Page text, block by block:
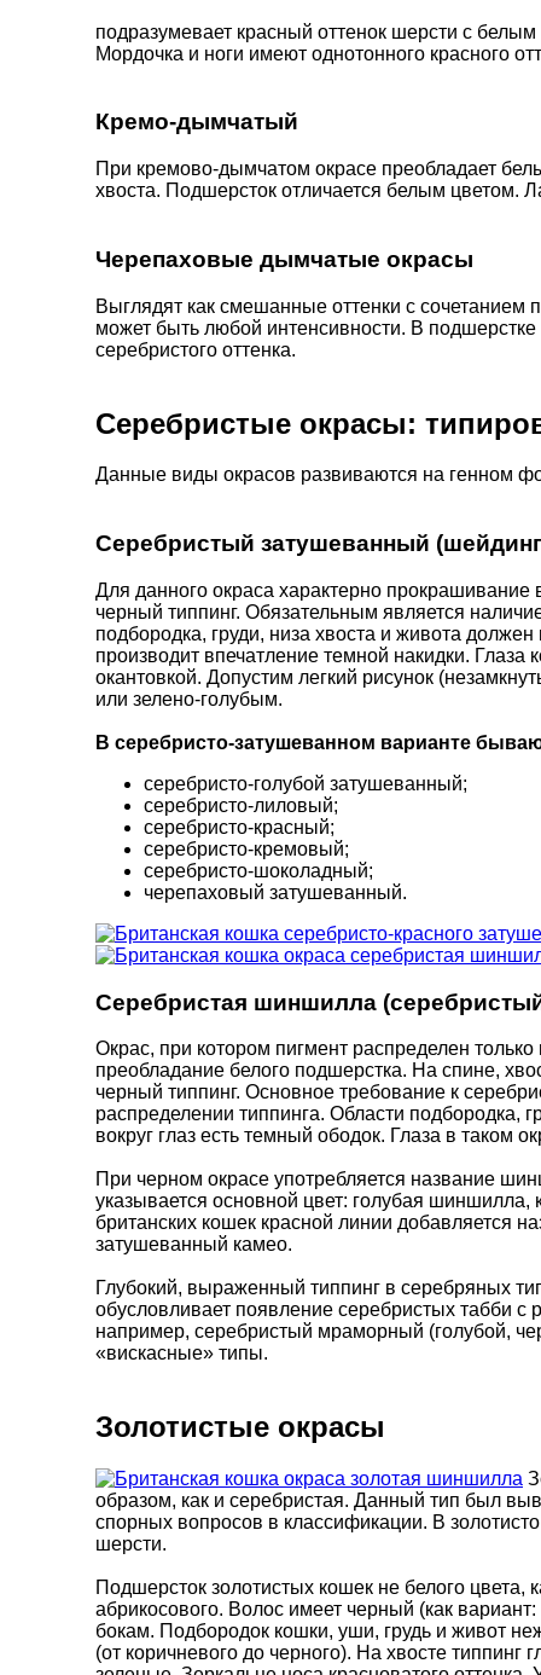
подразумевает красный оттенок шерсти с
Мордочка и ноги имеют однотонного красного
Кремо-дымчатый
При кремово-дымчатом окрасе преобладает
хвоста. Подшерсток отличается белым цветом.
Черепаховые дымчатые окрасы
Выглядят как смешанные оттенки с сочетанием
может быть любой интенсивности. В
серебристого оттенка.
Серебристые окрасы:
Данные виды окрасов развиваются на генном
Серебристый затушеванный
Для данного окраса характерно
черный типпинг. Обязательным является
подбородка, груди, низа хвоста и живота
производит впечатление темной накидки.
окантовкой. Допустим легкий рисунок
или зелено-голубым.
В серебристо-затушеванном варианте
серебристо-голубой затушеванный;
серебристо-лиловый;
серебристо-красный;
серебристо-кремовый;
серебристо-шоколадный;
черепаховый затушеванный.
Серебристая шиншилла
Окрас, при котором пигмент распределен
преобладание белого подшерстка. На спине,
черный типпинг. Основное требование к
распределении типпинга. Области подбородка,
вокруг глаз есть темный ободок. Глаза в таком
При черном окрасе употребляется название
указывается основной цвет: голубая
британских кошек красной линии добавляется
затушеванный камео.
Глубокий, выраженный типпинг в серебряных
обусловливает появление серебристых табби
например, серебристый мраморный (голубой,
«вискасные» типы.
Золотистые окрасы
образом, как и серебристая. Данный тип был
спорных вопросов в классификации. В
шерсти.
Подшерсток золотистых кошек не белого цвета,
абрикосового. Волос имеет черный (как
бокам. Подбородок кошки, уши, грудь и живот
(от коричневого до черного). На хвосте типпинг